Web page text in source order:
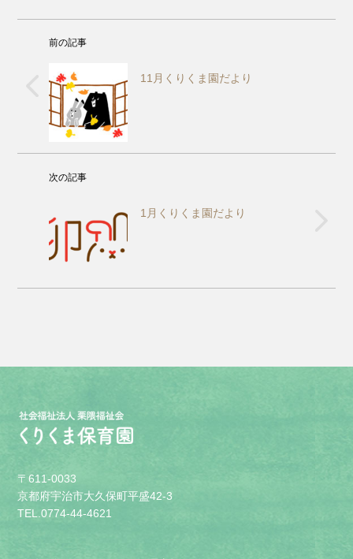
前の記事
11月くりくま園だより
次の記事
1月くりくま園だより
〒611-0033
京都府宇治市大久保町平盛42-3
TEL.0774-44-4621